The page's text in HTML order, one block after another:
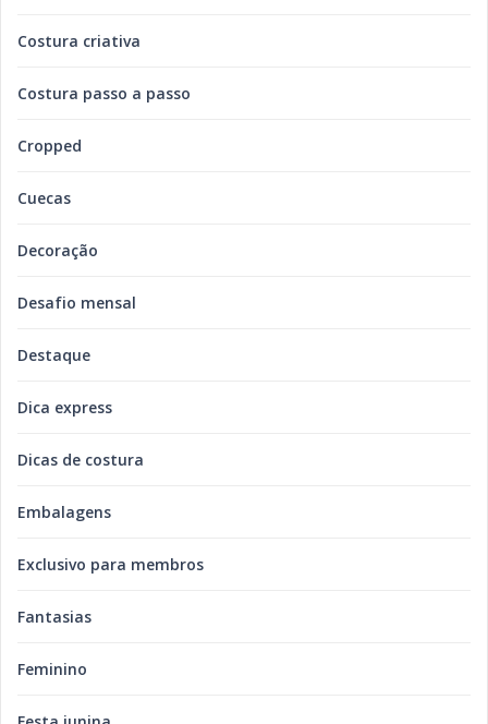
Costura criativa
Costura passo a passo
Cropped
Cuecas
Decoração
Desafio mensal
Destaque
Dica express
Dicas de costura
Embalagens
Exclusivo para membros
Fantasias
Feminino